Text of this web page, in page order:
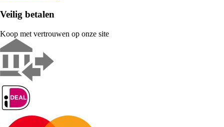
Veilig betalen
Koop met vertrouwen op onze site